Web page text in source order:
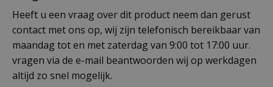
Heeft u een vraag over dit product neem dan gerust
contact met ons op, wij zijn telefonisch bereikbaar van
maandag tot en met zaterdag van 9:00 tot 17:00 uur.
vragen via de e-mail beantwoorden wij op werkdagen
altijd zo snel mogelijk.